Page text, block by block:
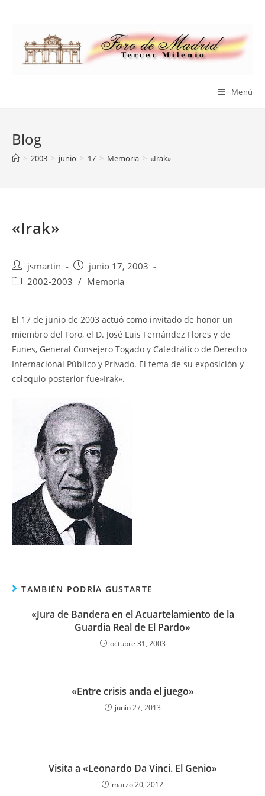
Menú
Blog
> 2003 > junio > 17 > Memoria > «Irak»
«Irak»
Autor
de
jsmartin
Publicación
de
junio 17, 2003
Categoría
entrada:
2002-2003 / Memoria
El 17 de junio de 2003 actuó como invitado de honor un
miembro del Foro, el D. José Luis Fernández Flores y de
Funes, General Consejero Togado y Catedrático de Derecho
Internacional Público y Privado. El tema de su exposición y
coloquio posterior fue»Irak».
TAMBIÉN PODRÍA GUSTARTE
«Jura de Bandera en el Acuartelamiento de la
Guardia Real de El Pardo»
octubre 31, 2003
«Entre crisis anda el juego»
junio 27, 2013
Visita a «Leonardo Da Vinci. El Genio»
marzo 20, 2012